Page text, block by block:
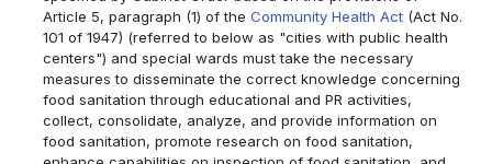
Article 5, paragraph (1) of theCommunity Health Act (Act No.
101 of 1947) (referred to below as "cities with public health
centers") and special wards must take the necessary
measures to disseminate the correct knowledge concerning
food sanitation through educational and PR activities,
collect, consolidate, analyze, and provide information on
food sanitation, promote research on food sanitation,